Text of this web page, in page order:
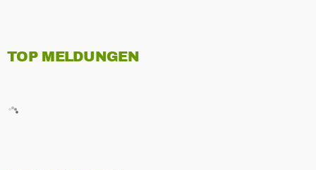
TOP MELDUNGEN